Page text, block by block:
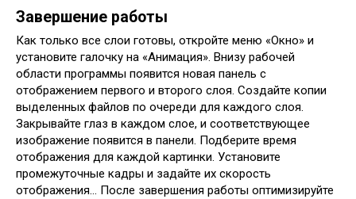
Завершение работы
Как только все слои готовы, откройте меню «Окно» и
установите галочку на «Анимация». Внизу рабочей
области программы появится новая панель с
отображением первого и второго слоя. Создайте копии
выделенных файлов по очереди для каждого слоя.
Закрывайте глаз в каждом слое, и соответствующее
изображение появится в панели. Подберите время
отображения для каждой картинки. Установите
промежуточные кадры и задайте их скорость
отображения… После завершения работы оптимизируйте